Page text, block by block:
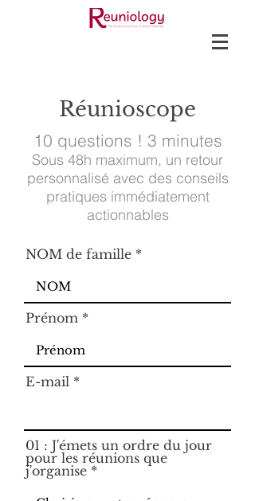
Réunioscope
10 questions ! 3 minutes
Sous 48h maximum, un retour
personnalisé avec des conseils
pratiques immédiatement
actionnables
NOM de famille
Prénom
E-mail
01 : J'émets un ordre du jour
pour les réunions que
j'organise